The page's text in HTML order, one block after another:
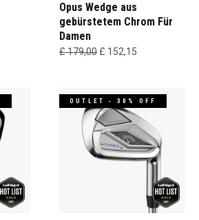
Opus Wedge aus
gebürstetem Chrom Für
Damen
£ 179,00 £ 152,15
OUTLET - 30% OFF